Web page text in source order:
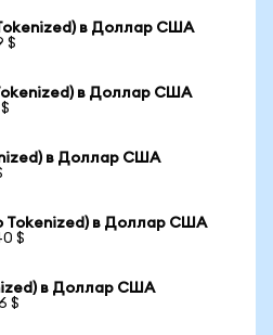
в Доллар США
$
в Доллар США
в Доллар США
Tokenized) в Доллар США
$
в Доллар США
$